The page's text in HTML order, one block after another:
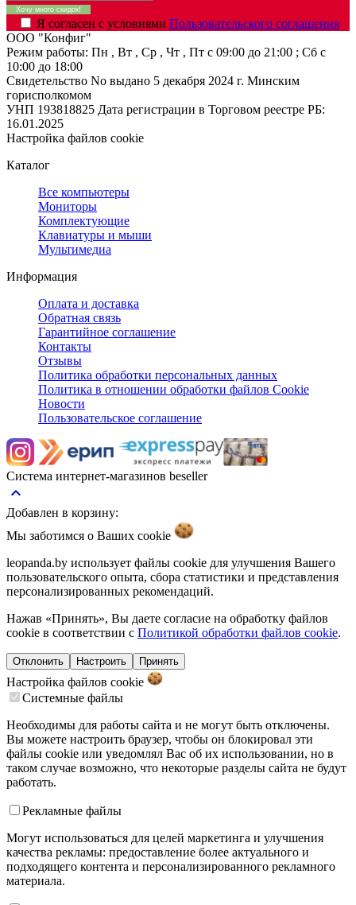
Я согласен с условиями Пользовательского соглашения
ООО "Конфиг"
Режим работы: Пн , Вт , Ср , Чт , Пт c 09:00 до 21:00 ; Сб c
10:00 до 18:00
Свидетельство No выдано 5 декабря 2024 г. Минским
горисполкомом
УНП 193818825 Дата регистрации в Торговом реестре РБ:
16.01.2025
Настройка файлов cookie
Каталог
Все компьютеры
Мониторы
Комплектующие
Клавиатуры и мыши
Мультимедиа
Информация
Оплата и доставка
Обратная связь
Гарантийное соглашение
Контакты
Отзывы
Политика обработки персональных данных
Политика в отношении обработки файлов Cookie
Новости
Пользовательское соглашение
Система интернет-магазинов beseller
keyboard_arrow_up
Добавлен в корзину:
Мы заботимся о Ваших cookie
leopanda.by использует файлы cookie для улучшения Вашего
пользовательского опыта, сбора статистики и представления
персонализированных рекомендаций.
Нажав «Принять», Вы даете согласие на обработку файлов
cookie в соответствии с Политикой обработки файлов cookie.
Отклонить Настроить Принять
Настройка файлов cookie
Системные файлы
Необходимы для работы сайта и не могут быть отключены.
Вы можете настроить браузер, чтобы он блокировал эти
файлы cookie или уведомлял Вас об их использовании, но в
таком случае возможно, что некоторые разделы сайта не будут
работать.
Рекламные файлы
Могут использоваться для целей маркетинга и улучшения
качества рекламы: предоставление более актуального и
подходящего контента и персонализированного рекламного
материала.